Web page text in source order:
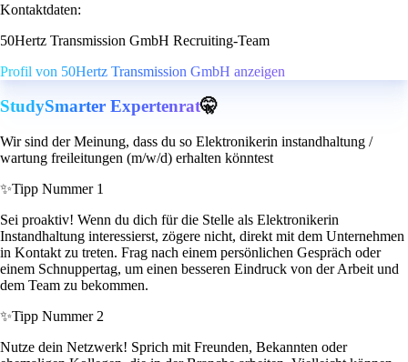
Kontaktdaten:
50Hertz Transmission GmbH Recruiting-Team
Profil von 50Hertz Transmission GmbH anzeigen
StudySmarter Expertenrat🤫
Wir sind der Meinung, dass du so Elektronikerin instandhaltung /
wartung freileitungen (m/w/d) erhalten könntest
✨Tipp Nummer 1
Sei proaktiv! Wenn du dich für die Stelle als Elektronikerin
Instandhaltung interessierst, zögere nicht, direkt mit dem Unternehmen
in Kontakt zu treten. Frag nach einem persönlichen Gespräch oder
einem Schnuppertag, um einen besseren Eindruck von der Arbeit und
dem Team zu bekommen.
✨Tipp Nummer 2
Nutze dein Netzwerk! Sprich mit Freunden, Bekannten oder